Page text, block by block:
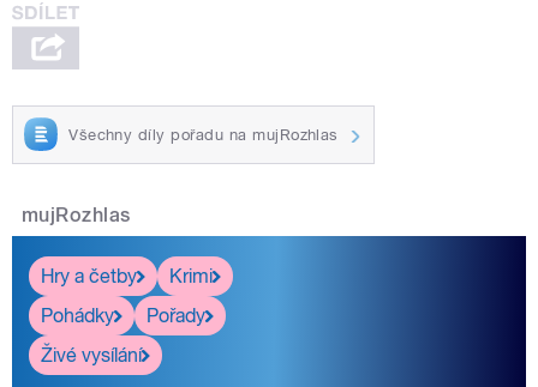
Všechny díly pořadu na mujRozhlas
mujRozhlas
Hry a četby
Krimi
Pohádky
Pořady
Živé vysílání